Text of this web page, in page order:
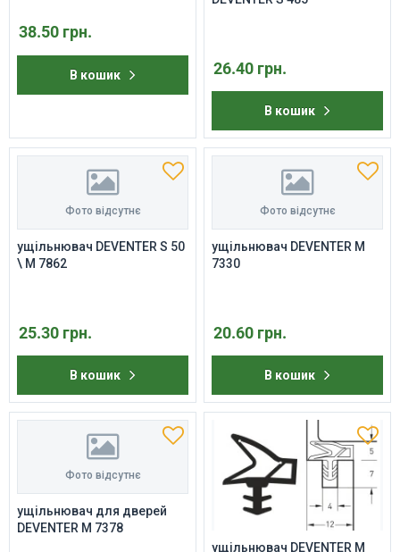
38.50 грн.
В кошик 26.40 грн.
В кошик
Фото відсутнє
ущільнювач DEVENTER S 50
\ M 7862
25.30 грн.
В кошик
Фото відсутнє
ущільнювач DEVENTER M
7330
20.60 грн.
В кошик
Фото відсутнє
ущільнювач для дверей
DEVENTER M 7378
ущільнювач DEVENTER M